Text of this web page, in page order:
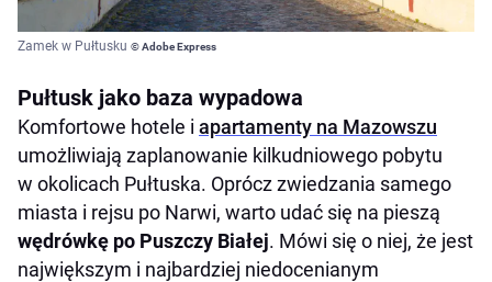
Zamek w Pułtusku © Adobe Express
Pułtusk jako baza wypadowa
Komfortowe hotele i apartamenty na Mazowszu
umożliwiają zaplanowanie kilkudniowego pobytu
w okolicach Pułtuska. Oprócz zwiedzania samego
miasta i rejsu po Narwi, warto udać się na pieszą
wędrówkę po Puszczy Białej. Mówi się o niej, że jest
największym i najbardziej niedocenianym